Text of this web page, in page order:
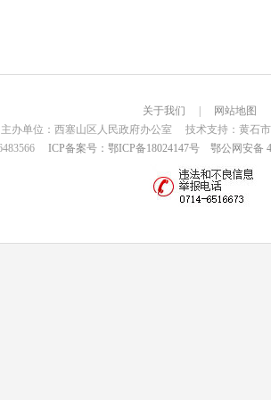
关于我们
网站地图
主办单位：西塞山区人民政府办公室 技术支持：黄石市
ICP备案号：鄂ICP备18024147号 鄂公网安备